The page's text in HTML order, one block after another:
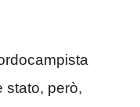
stato, però,